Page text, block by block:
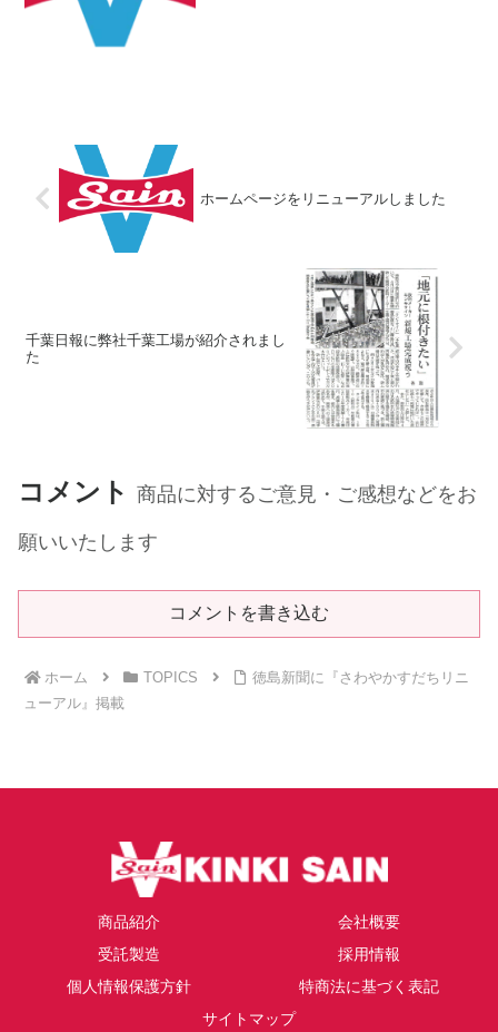
ホームページをリニューアルしました
千葉日報に弊社千葉工場が紹介されまし
た
コメント 商品に対するご意見・ご感想などをお
願いいたします
コメントを書き込む
ホーム TOPICS
徳島新聞に『さわやかすだちリニ
ューアル』掲載
商品紹介
会社概要
受託製造
採用情報
個人情報保護方針
特商法に基づく表記
サイトマップ